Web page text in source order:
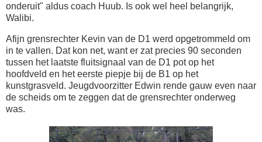
onderuit" aldus coach Huub. Is ook wel heel belangrijk,
Walibi.
Afijn grensrechter Kevin van de D1 werd opgetrommeld om
in te vallen. Dat kon net, want er zat precies 90 seconden
tussen het laatste fluitsignaal van de D1 pot op het
hoofdveld en het eerste piepje bij de B1 op het
kunstgrasveld. Jeugdvoorzitter Edwin rende gauw even naar
de scheids om te zeggen dat de grensrechter onderweg
was.